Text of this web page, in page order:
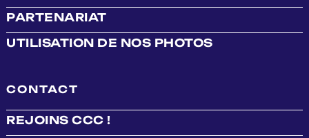
PARTENARIAT
UTILISATION DE NOS PHOTOS
CONTACT
REJOINS CCC !